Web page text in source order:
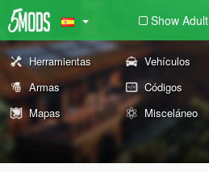
Show Adult
Herramientas Vehículos
Armas
Códigos
Mapas
Misceláneo